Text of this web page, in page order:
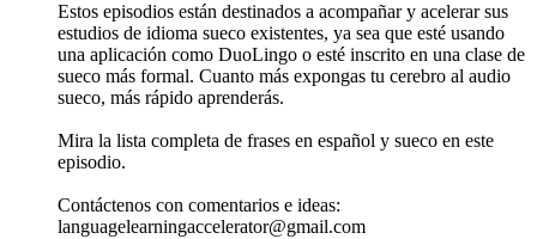
Estos episodios están destinados a acompañar y acelerar sus
estudios de idioma sueco existentes, ya sea que esté usando
una aplicación como DuoLingo o esté inscrito en una clase de
sueco más formal. Cuanto más expongas tu cerebro al audio
sueco, más rápido aprenderás.
Mira la lista completa de frases en español y sueco en este
episodio.
Contáctenos con comentarios e ideas:
languagelearningaccelerator@gmail.com